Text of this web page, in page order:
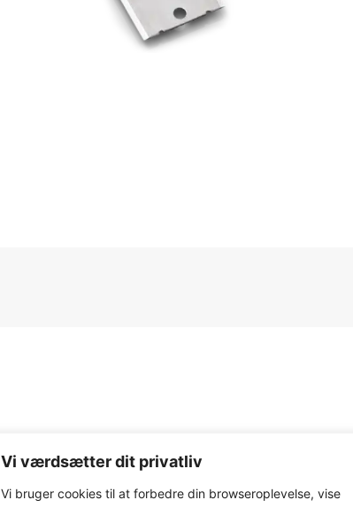
Vi værdsætter dit privatliv
Vi bruger cookies til at forbedre din browseroplevelse, vise